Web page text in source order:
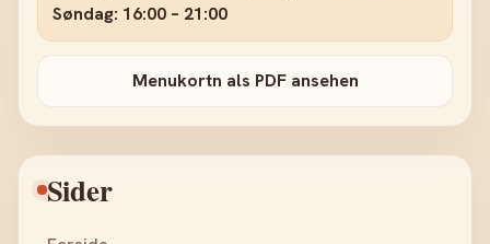
Søndag: 16:00 – 21:00
Menukortn als PDF ansehen
Sider